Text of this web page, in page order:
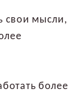
свои мысли,
более